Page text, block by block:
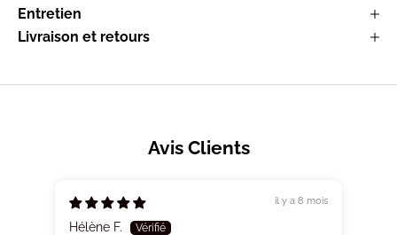
Entretien
Livraison et retours
Avis Clients
il y a 8 mois
Hélène F.